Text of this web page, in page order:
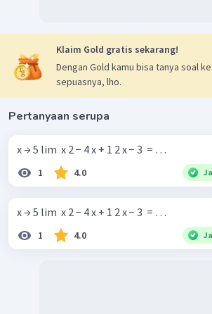
Klaim Gold gratis sekarang!
Dengan Gold kamu bisa tanya soal
sepuasnya, lho.
Pertanyaan serupa
x → 5 lim ​ x 2 − 4 x + 1 2 x − 3 ​ = …
1 4.0
x → 5 lim ​ x 2 − 4 x + 1 2 x − 3 ​ = …
1 4.0